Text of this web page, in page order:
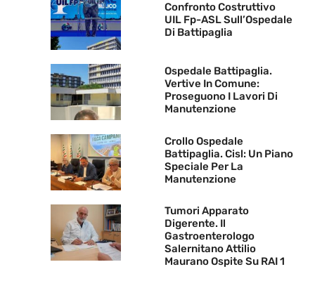
Confronto Costruttivo
UIL Fp-ASL Sull’Ospedale
Di Battipaglia
Ospedale Battipaglia.
Vertive In Comune:
Proseguono I Lavori Di
Manutenzione
Crollo Ospedale
Battipaglia. Cisl: Un Piano
Speciale Per La
Manutenzione
Tumori Apparato
Digerente. Il
Gastroenterologo
Salernitano Attilio
Maurano Ospite Su RAI 1